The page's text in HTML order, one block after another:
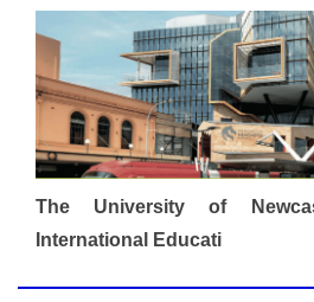
The University of
International Educati